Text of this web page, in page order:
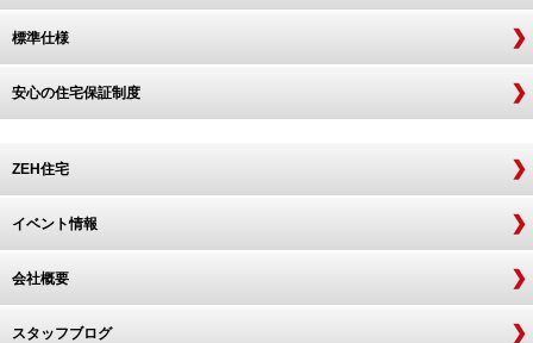
標準仕様
安心の住宅保証制度
ZEH住宅
イベント情報
会社概要
スタッフブログ